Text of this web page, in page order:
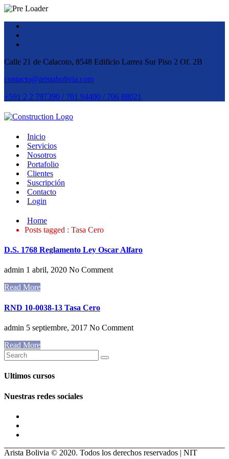
Calle 21 de Calacoto, 8548 Edificio Larrea Sur Piso 2 Of. 2B
contacto@aristabolivia.com
+591 2 2 797390 / 701 94400 / 706 88021
Inicio
Servicios
Nosotros
Portafolio
Clientes
Suscripción
Contacto
Login
Home
Posts tagged : Tasa Cero
D.S. 1768 Reglamento Ley Oscar Alfaro
admin 1 abril, 2020 No Comment
Read More
RND 10-0038-13 Tasa Cero
admin 5 septiembre, 2017 No Comment
Read More
Ultimos cursos
Nuestras redes sociales
Arista Bolivia © 2020. Todos los derechos reservados | NIT